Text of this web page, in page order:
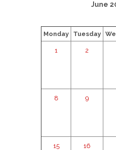
June
Monday Tuesday
1 2
8 9
15 16